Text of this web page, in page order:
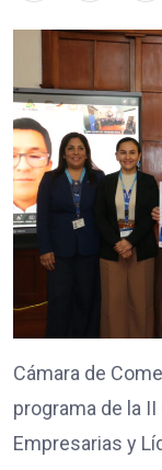
Cámara de
programa de la
Empresarias y